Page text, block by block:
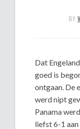
BY
Dat
goed is
ontgaan. De
werd nipt
Panama
liefst 6-1 aan